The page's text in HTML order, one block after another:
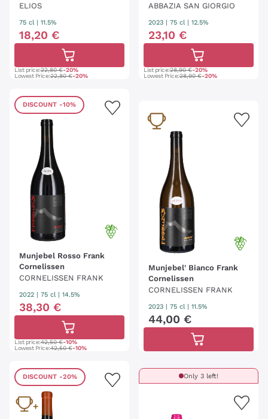
ELIOS
75 cl | 11.5%
18,20 €
List price:22,80 €-20%
Lowest Price:22,80 €-20%
ABBAZIA SAN GIORGIO
2023 75 cl | 12.5%
23,10 €
List price:28,90 €-20%
Lowest Price:28,90 €-20%
DISCOUNT -10%
Munjebel Rosso Frank
Cornelissen
CORNELISSEN FRANK
2022 75 cl | 14.5%
38,30 €
List price:42,50 €-10%
Lowest Price:42,50 €-10%
Munjebel' Bianco Frank
Cornelissen
CORNELISSEN FRANK
2023 75 cl | 11.5%
44,00 €
DISCOUNT -20% Only 3 left!